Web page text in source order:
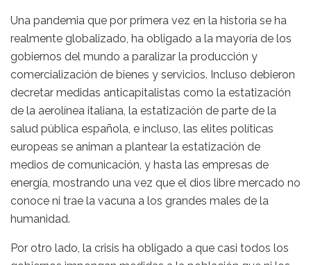
Una pandemia que por primera vez en la historia se ha
realmente globalizado, ha obligado a la mayoría de los
gobiernos del mundo a paralizar la producción y
comercialización de bienes y servicios. Incluso debieron
decretar medidas anticapitalistas como la estatización
de la aerolínea italiana, la estatización de parte de la
salud pública española, e incluso, las elites políticas
europeas se animan a plantear la estatización de
medios de comunicación, y hasta las empresas de
energía, mostrando una vez que el dios libre mercado no
conoce ni trae la vacuna a los grandes males de la
humanidad.
Por otro lado, la crisis ha obligado a que casi todos los